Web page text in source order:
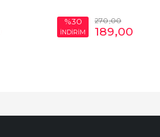
%30
İNDİRİM
270,00
189,00